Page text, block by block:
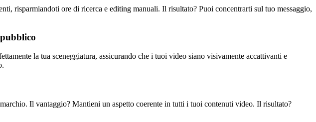
risparmiandoti ore di ricerca e editing manuali. Il risultato? Puoi concentrarti sul tuo messaggio,
la tua sceneggiatura, assicurando che i tuoi video siano visivamente accattivanti e
Il vantaggio? Mantieni un aspetto coerente in tutti i tuoi contenuti video. Il risultato?